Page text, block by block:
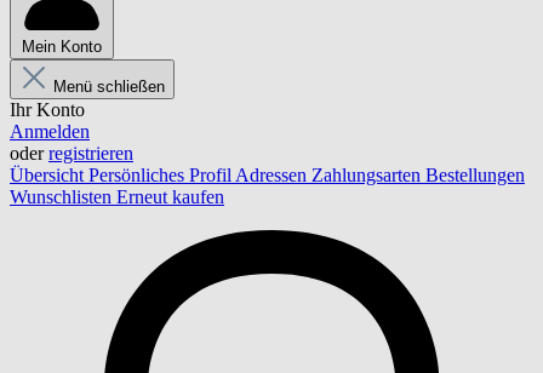
Mein Konto
Menü schließen
Ihr Konto
Anmelden
oderregistrieren
Übersicht Persönliches Profil Adressen Zahlungsarten Bestellungen
Wunschlisten Erneut kaufen